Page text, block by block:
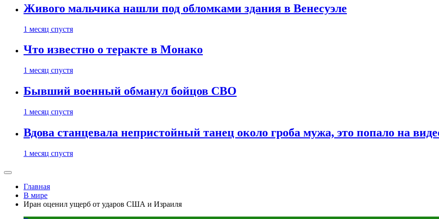
Живого мальчика нашли под обломками здания в Венесуэле
1 месяц спустя
Что известно о теракте в Монако
1 месяц спустя
Бывший военный обманул бойцов СВО
1 месяц спустя
Вдова станцевала непристойный танец около гроба мужа, это попало на
1 месяц спустя
Главная
В мире
Иран оценил ущерб от ударов США и Израиля